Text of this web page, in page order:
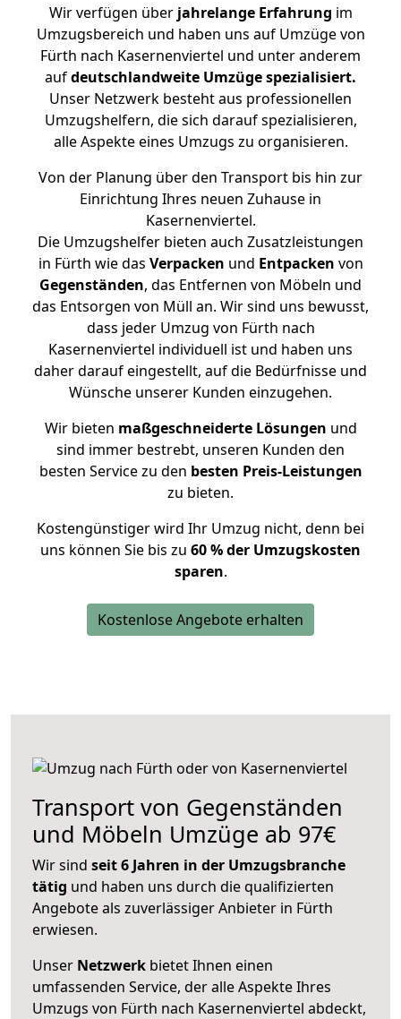
Wir verfügen überjahrelange Erfahrung im
Umzugsbereich und haben uns auf Umzüge von
Fürth nach Kasernenviertel und unter anderem
aufdeutschlandweite Umzüge spezialisiert.
Unser Netzwerk besteht aus professionellen
Umzugshelfern, die sich darauf spezialisieren,
alle Aspekte eines Umzugs zu organisieren.
Von der Planung über den Transport bis hin zur
Einrichtung Ihres neuen Zuhause in
Kasernenviertel.
Die Umzugshelfer bieten auch Zusatzleistungen
in Fürth wie das Verpacken und Entpacken von
Gegenständen, das Entfernen von Möbeln und
das Entsorgen von Müll an. Wir sind uns bewusst,
dass jeder Umzug von Fürth nach
Kasernenviertel individuell ist und haben uns
daher darauf eingestellt, auf die Bedürfnisse und
Wünsche unserer Kunden einzugehen.
Wir bieten maßgeschneiderte Lösungen und
sind immer bestrebt, unseren Kunden den
besten Service zu den besten Preis-Leistungen
zu bieten.
Kostengünstiger wird Ihr Umzug nicht, denn bei
uns können Sie bis zu 60 % der Umzugskosten
sparen.
Kostenlose Angebote erhalten
Transport von Gegenständen
und Möbeln Umzüge ab 97€
Wir sind seit 6 Jahren in der Umzugsbranche
tätig und haben uns durch die qualifizierten
Angebote als zuverlässiger Anbieter in Fürth
erwiesen.
Unser Netzwerk bietet Ihnen einen
umfassenden Service, der alle Aspekte Ihres
Umzugs von Fürth nach Kasernenviertel abdeckt,